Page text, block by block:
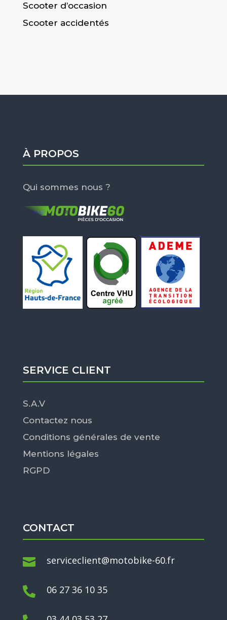
Scooter d’occasion
Scooter accidentés
À PROPOS
Qui sommes nous ?
SERVICE CLIENT
S.A.V
Contactez nous
Conditions générales de vente
Mentions légales
RGPD
CONTACT
 serviceclient@motobike-60.fr
 06 27 36 10 35